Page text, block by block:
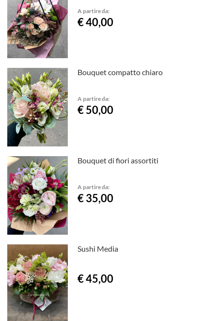
A partire da:
€ 40,00
Bouquet compatto chiaro
A partire da:
€ 50,00
Bouquet di fiori assortiti
A partire da:
€ 35,00
Sushi Media
€ 45,00